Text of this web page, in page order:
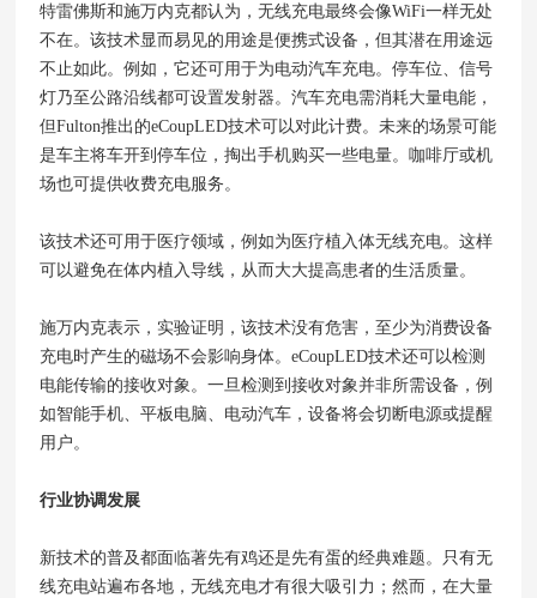
特雷佛斯和施万内克都认为，无线充电最终会像WiFi一样无处
不在。该技术显而易见的用途是便携式设备，但其潜在用途远
不止如此。例如，它还可用于为电动汽车充电。停车位、信号
灯乃至公路沿线都可设置发射器。汽车充电需消耗大量电能，
但Fulton推出的eCoupLED技术可以对此计费。未来的场景可能
是车主将车开到停车位，掏出手机购买一些电量。咖啡厅或机
场也可提供收费充电服务。
该技术还可用于医疗领域，例如为医疗植入体无线充电。这样
可以避免在体内植入导线，从而大大提高患者的生活质量。
施万内克表示，实验证明，该技术没有危害，至少为消费设备
充电时产生的磁场不会影响身体。eCoupLED技术还可以检测
电能传输的接收对象。一旦检测到接收对象并非所需设备，例
如智能手机、平板电脑、电动汽车，设备将会切断电源或提醒
用户。
行业协调发展
新技术的普及都面临著先有鸡还是先有蛋的经典难题。只有无
线充电站遍布各地，无线充电才有很大吸引力；然而，在大量